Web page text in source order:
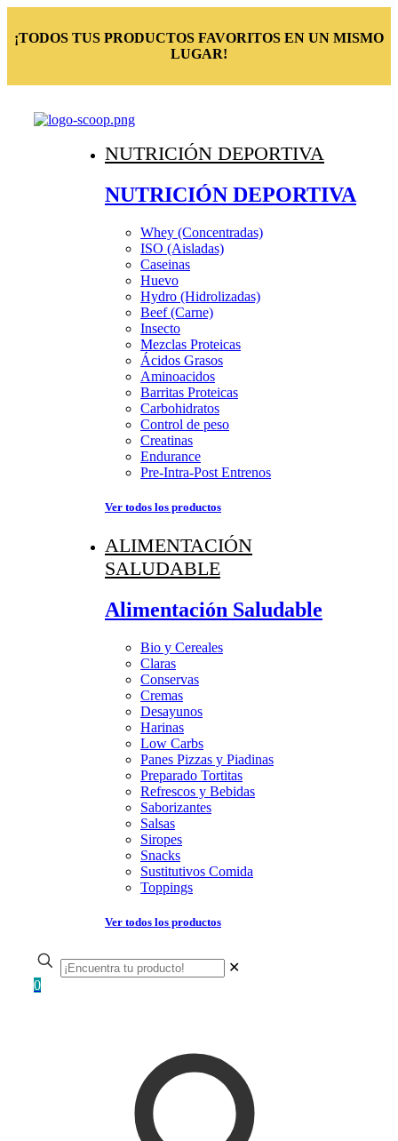
¡TODOS TUS PRODUCTOS FAVORITOS EN UN MISMO
LUGAR!
NUTRICIÓN DEPORTIVA
NUTRICIÓN DEPORTIVA
Whey (Concentradas)
ISO (Aisladas)
Caseinas
Huevo
Hydro (Hidrolizadas)
Beef (Carne)
Insecto
Mezclas Proteicas
Ácidos Grasos
Aminoacidos
Barritas Proteicas
Carbohidratos
Control de peso
Creatinas
Endurance
Pre-Intra-Post Entrenos
Ver todos los productos
ALIMENTACIÓN
SALUDABLE
Alimentación Saludable
Bio y Cereales
Claras
Conservas
Cremas
Desayunos
Harinas
Low Carbs
Panes Pizzas y Piadinas
Preparado Tortitas
Refrescos y Bebidas
Saborizantes
Salsas
Siropes
Snacks
Sustitutivos Comida
Toppings
Ver todos los productos
✕
0